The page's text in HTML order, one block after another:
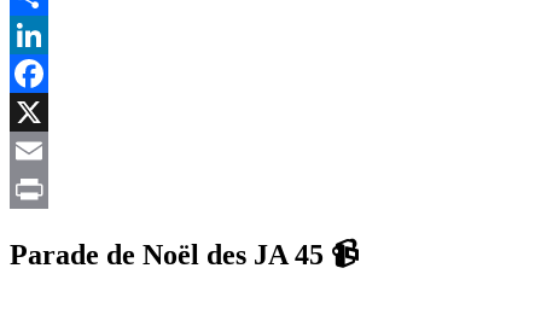
Share
LinkedIn
Facebook
X
Email
Parade de Noël des JA 45 📹